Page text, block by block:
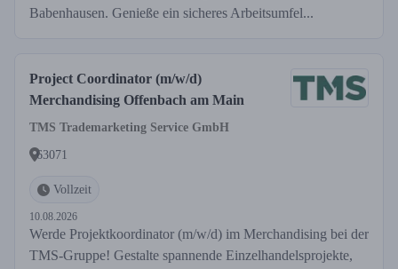
Babenhausen. Genieße ein sicheres Arbeitsumfel...
Project Coordinator (m/w/d)
Merchandising Offenbach am Main
TMS Trademarketing Service GmbH
63071
Vollzeit
10.08.2026
Werde Projektkoordinator (m/w/d) im Merchandising bei der
TMS-Gruppe! Gestalte spannende Einzelhandelsprojekte,